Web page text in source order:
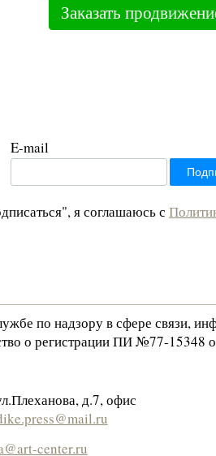
Заказать
E-mail
я соглашаюсь с
по надзору в сфере связи,
о регистрации ПИ №77-15348
д.7, офис
center.ru